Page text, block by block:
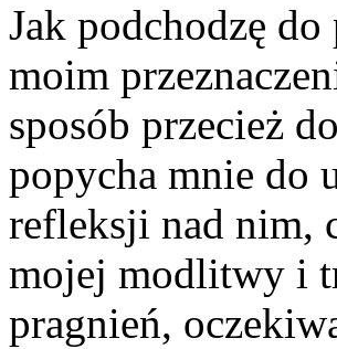
Jak podchodzę
moim
sposób przecież
popycha mnie do
refleksji nad nim,
mojej modlitwy i
pragnień,